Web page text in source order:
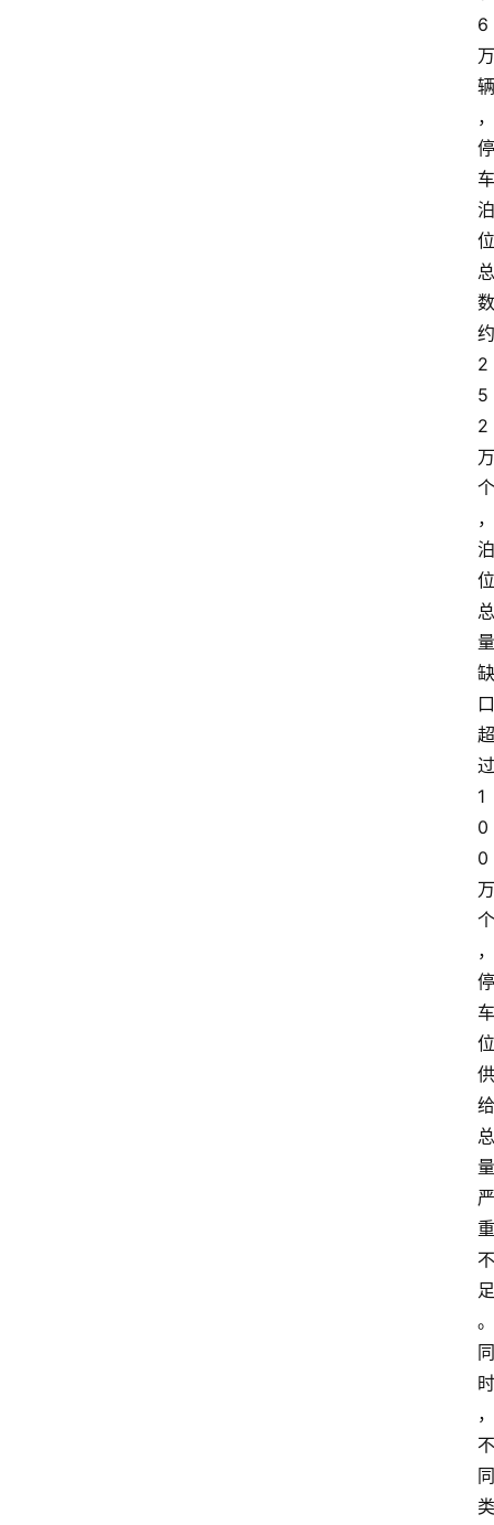
6
万
辆
，
停
车
泊
位
总
数
约
2
5
2
万
个
，
泊
位
总
量
缺
口
超
过
1
0
0
万
个
，
停
车
位
供
给
总
量
严
重
不
足
。
同
时
，
不
同
类